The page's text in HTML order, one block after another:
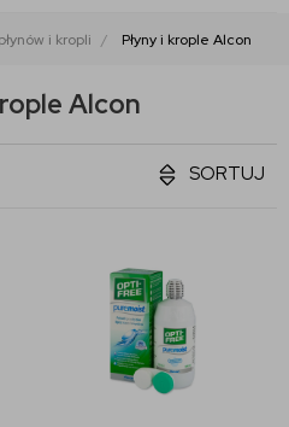
i kropli Płyny i krople Alcon
Alcon
SORTUJ